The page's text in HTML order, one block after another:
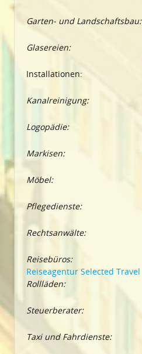
Garten- und Landschaftsbau:
Glasereien:
Installationen:
Kanalreinigung:
Logopädie:
Markisen:
Möbel:
Pflegedienste:
Rechtsanwälte:
Reisebüros:
Reiseagentur Selected Travel
Rollläden:
Steuerberater:
Taxi und Fahrdienste: